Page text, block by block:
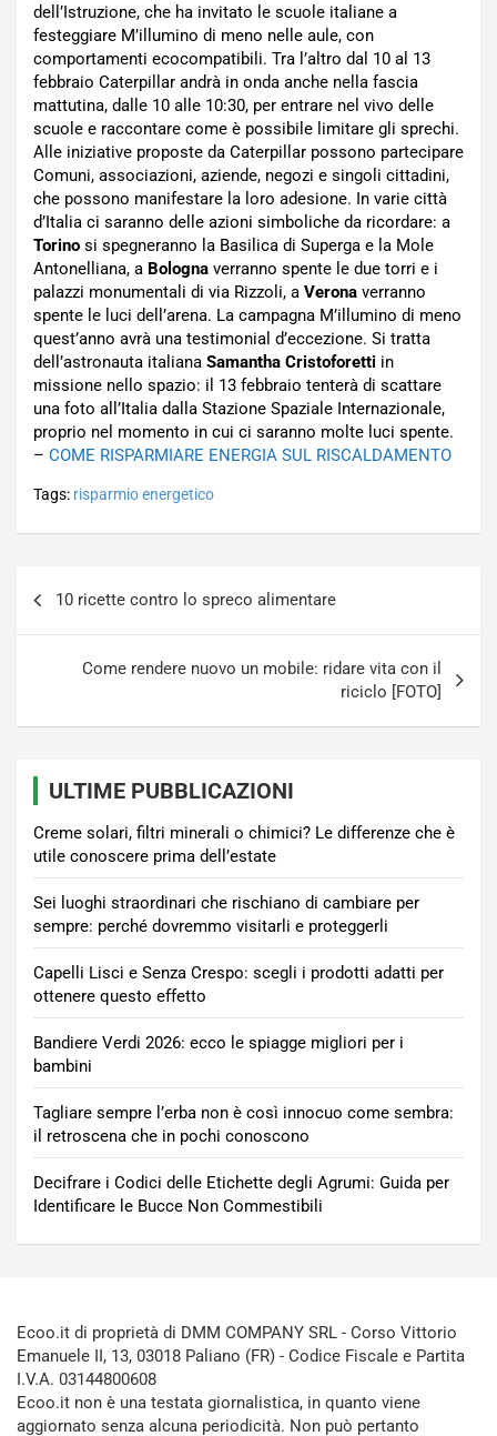
dell’Istruzione, che ha invitato le scuole italiane a
festeggiare M’illumino di meno nelle aule, con
comportamenti ecocompatibili. Tra l’altro dal 10 al 13
febbraio Caterpillar andrà in onda anche nella fascia
mattutina, dalle 10 alle 10:30, per entrare nel vivo delle
scuole e raccontare come è possibile limitare gli sprechi.
Alle iniziative proposte da Caterpillar possono partecipare
Comuni, associazioni, aziende, negozi e singoli cittadini,
che possono manifestare la loro adesione. In varie città
d’Italia ci saranno delle azioni simboliche da ricordare: a
Torino si spegneranno la Basilica di Superga e la Mole
Antonelliana, a Bologna verranno spente le due torri e i
palazzi monumentali di via Rizzoli, a Verona verranno
spente le luci dell’arena. La campagna M’illumino di meno
quest’anno avrà una testimonial d’eccezione. Si tratta
dell’astronauta italiana Samantha Cristoforetti in
missione nello spazio: il 13 febbraio tenterà di scattare
una foto all’Italia dalla Stazione Spaziale Internazionale,
proprio nel momento in cui ci saranno molte luci spente.
– COME RISPARMIARE ENERGIA SUL RISCALDAMENTO
Tags: risparmio energetico
10 ricette contro lo spreco alimentare
Come rendere nuovo un mobile: ridare vita con il
riciclo [FOTO]
ULTIME PUBBLICAZIONI
Creme solari, filtri minerali o chimici? Le differenze che è
utile conoscere prima dell’estate
Sei luoghi straordinari che rischiano di cambiare per
sempre: perché dovremmo visitarli e proteggerli
Capelli Lisci e Senza Crespo: scegli i prodotti adatti per
ottenere questo effetto
Bandiere Verdi 2026: ecco le spiagge migliori per i
bambini
Tagliare sempre l’erba non è così innocuo come sembra:
il retroscena che in pochi conoscono
Decifrare i Codici delle Etichette degli Agrumi: Guida per
Identificare le Bucce Non Commestibili
Ecoo.it di proprietà di DMM COMPANY SRL - Corso Vittorio
Emanuele II, 13, 03018 Paliano (FR) - Codice Fiscale e Partita
I.V.A. 03144800608
Ecoo.it non è una testata giornalistica, in quanto viene
aggiornato senza alcuna periodicità. Non può pertanto